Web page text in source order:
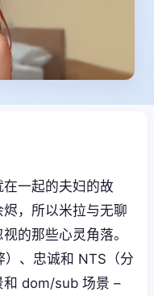
一起的夫妇的故
，所以米拉与无聊
的那些心灵角落。
）、忠诚和 NTS（分
和 dom/sub 场景 –